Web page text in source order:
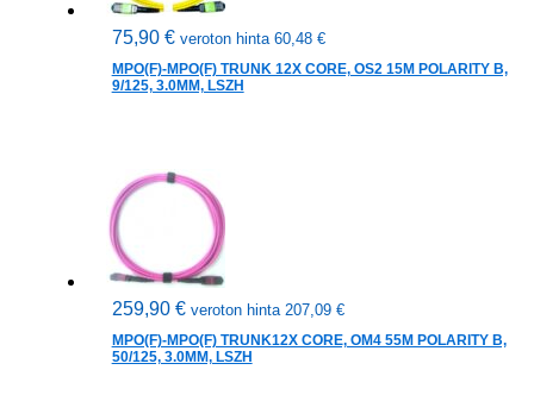
75,90 € veroton hinta 60,48 €
MPO(F)-MPO(F) TRUNK 12X CORE, OS2 15M POLARITY B,
9/125, 3.0MM, LSZH
259,90 € veroton hinta 207,09 €
MPO(F)-MPO(F) TRUNK12X CORE, OM4 55M POLARITY B,
50/125, 3.0MM, LSZH